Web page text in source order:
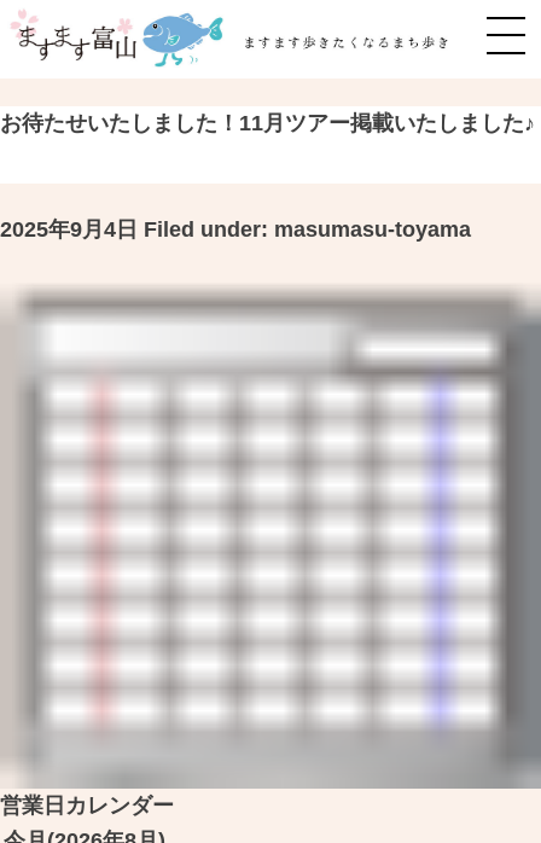
お待たせいたしました！11月ツアー掲載いたしました♪
2025年9月4日 Filed under: masumasu-toyama
営業日カレンダー